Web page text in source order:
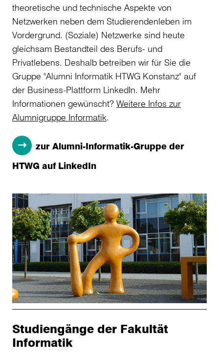
theoretische und technische Aspekte von
Netzwerken neben dem Studierendenleben im
Vordergrund. (Soziale) Netzwerke sind heute
gleichsam Bestandteil des Berufs- und
Privatlebens. Deshalb betreiben wir für Sie die
Gruppe "Alumni Informatik HTWG Konstanz" auf
der Business-Plattform LinkedIn. Mehr
Informationen gewünscht? Weitere Infos zur
Alumnigruppe Informatik.
zur Alumni-Informatik-Gruppe der
HTWG auf LinkedIn
Studiengänge der Fakultät
Informatik